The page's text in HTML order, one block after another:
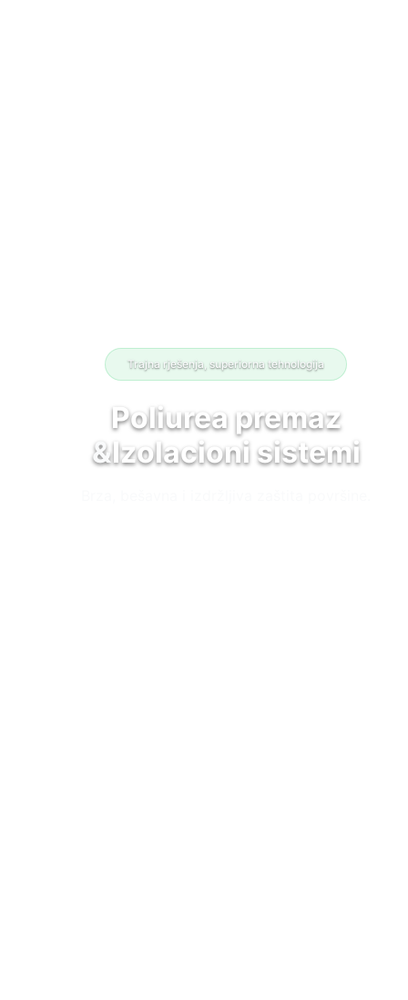
Trajna rješenja, superiorna tehnologija
Poliurea premaz
&Izolacioni sistemi